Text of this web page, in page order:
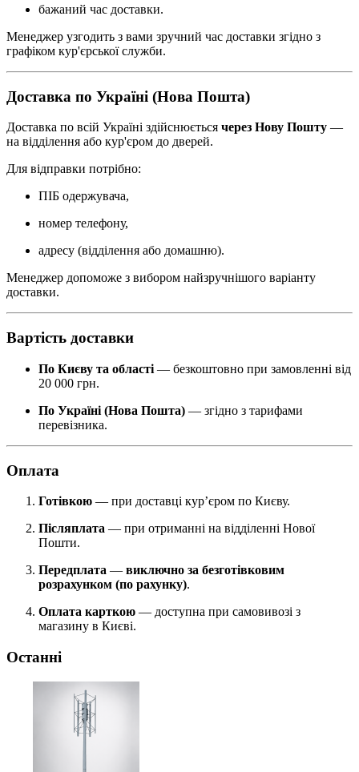
бажаний час доставки.
Менеджер узгодить з вами зручний час доставки згідно з
графіком кур'єрської служби.
Доставка по Україні (Нова Пошта)
Доставка по всій Україні здійснюється через Нову Пошту —
на відділення або кур'єром до дверей.
Для відправки потрібно:
ПІБ одержувача,
номер телефону,
адресу (відділення або домашню).
Менеджер допоможе з вибором найзручнішого варіанту
доставки.
Вартість доставки
По Києву та області — безкоштовно при замовленні від
20 000 грн.
По Україні (Нова Пошта) — згідно з тарифами
перевізника.
Оплата
Готівкою — при доставці кур’єром по Києву.
Післяплата — при отриманні на відділенні Нової
Пошти.
Передплата — виключно за безготівковим
розрахунком (по рахунку).
Оплата карткою — доступна при самовивозі з
магазину в Києві.
Останні